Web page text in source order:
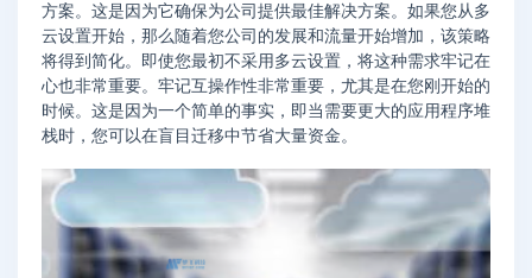
方案。这是因为它确保为公司提供最佳解决方案。如果您从多
云设置开始，那么随着您公司的发展和流量开始增加，该策略
将得到简化。即使您最初不采用多云设置，将这种需求牢记在
心也非常重要。牢记互操作性非常重要，尤其是在您刚开始的
时候。这是因为一个简单的事实，即当需要更大的应用程序堆
栈时，您可以在盲目迁移中节省大量资金。